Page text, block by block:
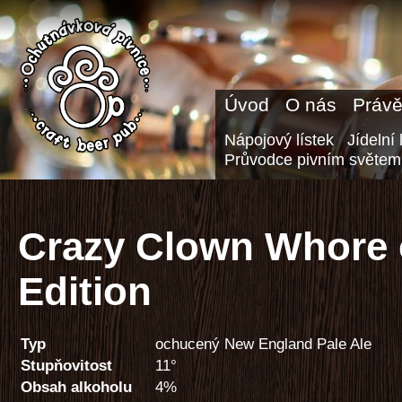
Úvod O nás
Nápojový lístek
Jídelní
Průvodce pivním světem
Crazy Clown
Edition
Typ
ochucený New England Pale Ale
Stupňovitost
11°
Obsah alkoholu
4%